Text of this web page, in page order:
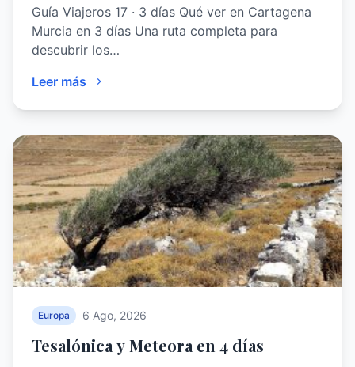
Guía Viajeros 17 · 3 días Qué ver en Cartagena
Murcia en 3 días Una ruta completa para
descubrir los…
Leer más
Europa 6 Ago, 2026
Tesalónica y Meteora en 4 días